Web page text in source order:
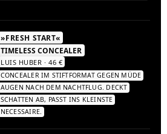
»FRESH START«
TIMELESS CONCEALER
LUIS HUBER · 46 €
CONCEALER IM STIFTFORMAT GEGEN MÜDE
AUGEN NACH DEM NACHTFLUG. DECKT
SCHATTEN AB, PASST INS KLEINSTE
NECESSAIRE.